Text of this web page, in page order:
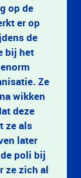
op de
er op
de
bij het
Ze
wikken
deze
ze als
later
poli bij
ze zich al